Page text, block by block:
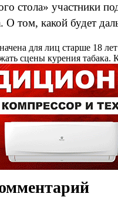
стола» участники
О том, какой будет
для лиц старше 18 лет
сцены курения табака.